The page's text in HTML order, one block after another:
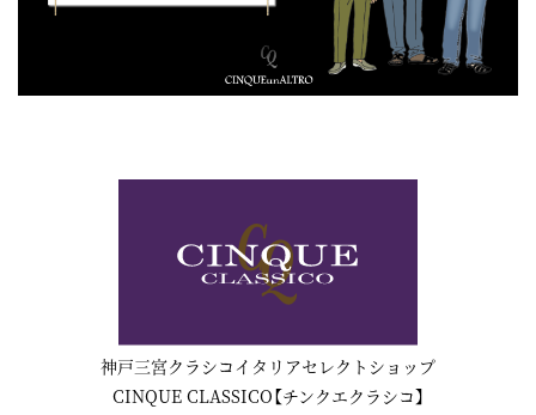
神戸三宮クラシコイタリアセレクトショップ
CINQUE CLASSICO【チンクエクラシコ】